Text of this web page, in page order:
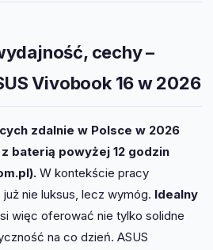
cechy –
Vivobook 16 w 2026
zdalnie w Polsce w 2026
baterią powyżej 12 godzin
W kontekście pracy
nie luksus, lecz wymóg. Idealny
więc oferować nie tylko solidne
na co dzień. ASUS